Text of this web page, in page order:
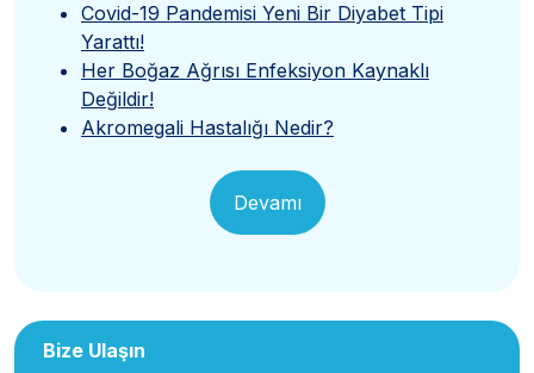
Covid-19 Pandemisi Yeni Bir Diyabet Tipi
Yarattı!
Her Boğaz Ağrısı Enfeksiyon Kaynaklı
Değildir!
Akromegali Hastalığı Nedir?
Devamı
Bize Ulaşın